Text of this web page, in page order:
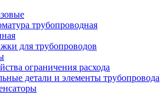
трубопроводная
для трубопроводов
ограничения расхода
детали и элементы трубопровода